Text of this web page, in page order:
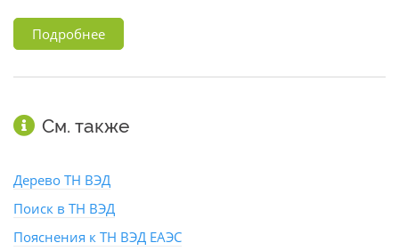
Подробнее
См. также
Дерево ТН ВЭД
Поиск в ТН ВЭД
Пояснения к ТН ВЭД ЕАЭС